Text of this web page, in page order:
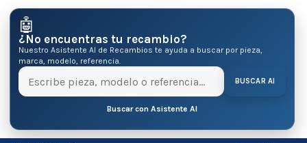
🤖
¿No encuentras tu recambio?
Nuestro Asistente AI de Recambios te ayuda a buscar por pieza,
marca, modelo, referencia.
BUSCAR AI
Buscar con Asistente AI